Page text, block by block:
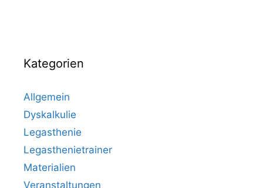
Kategorien
Allgemein
Dyskalkulie
Legasthenie
Legasthenietrainer
Materialien
Veranstaltungen